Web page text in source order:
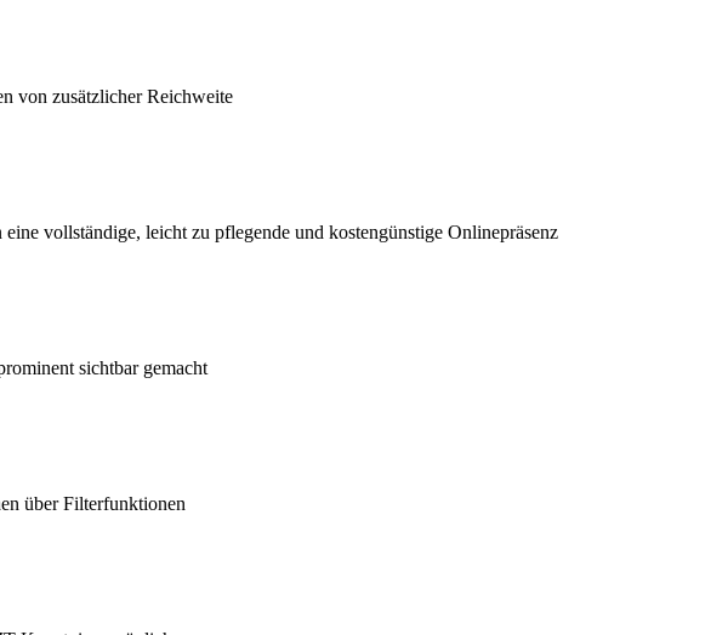
von zusätzlicher Reichweite
vollständige, leicht zu pflegende und kostengünstige Onlinepräsenz
sichtbar gemacht
über Filterfunktionen